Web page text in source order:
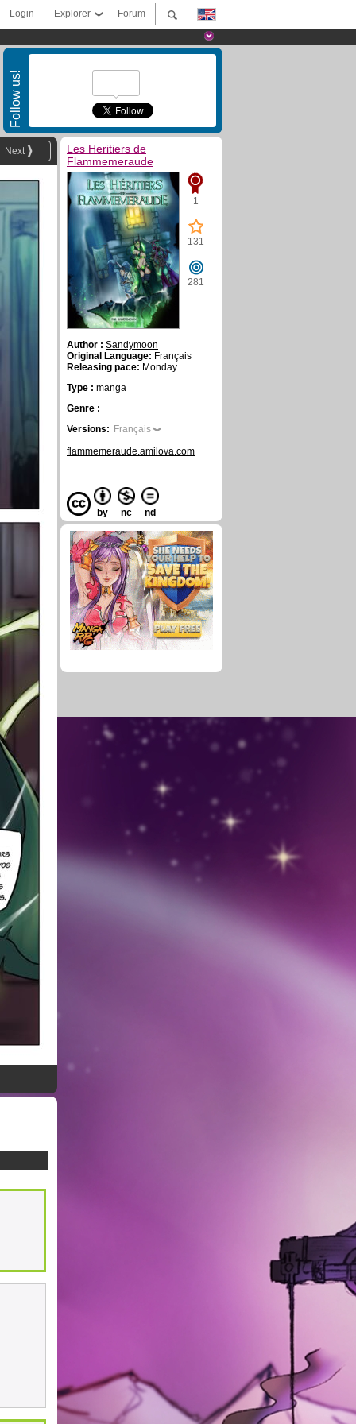
Forum
Explorer
Login
Follow us!
Next
Les Heritiers de
Flammemeraude
1
131
281
Author : Sandymoon
Original Language: Français
Releasing pace: Monday
Type : manga
Genre :
Versions: Français
flammemeraude.amilova.com
by nc nd